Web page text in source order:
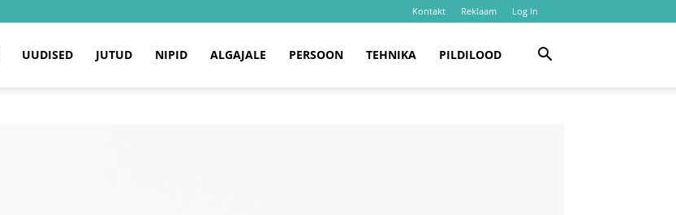
Kontakt Reklaam Log In
UUDISED JUTUD NIPID ALGAJALE PERSOON TEHNIKA PILDILOOD